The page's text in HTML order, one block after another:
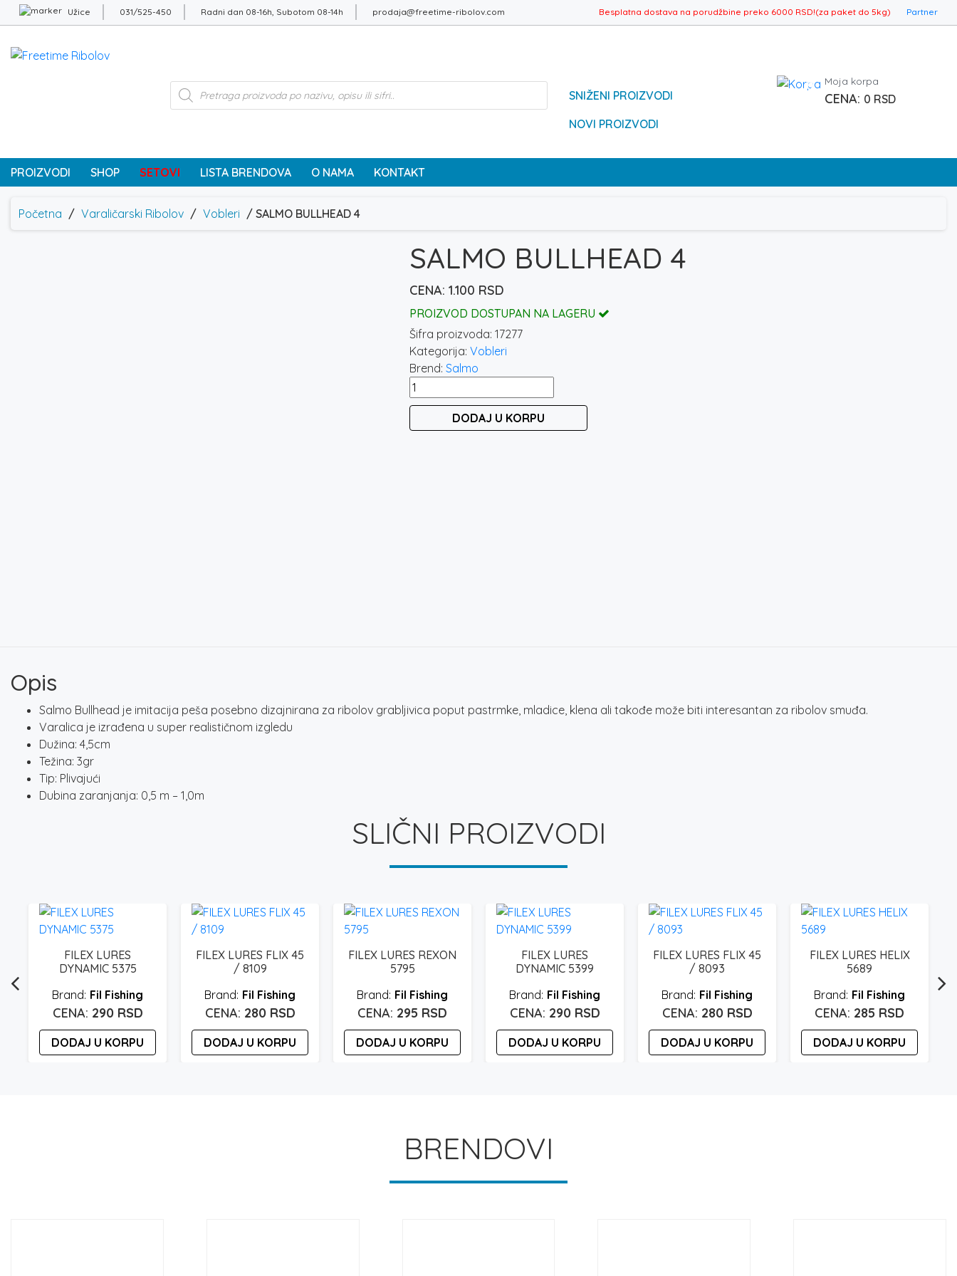
Užice 031/525-450 Radni dan 08-16h, Subotom 08-14h prodaja@freetime-ribolov.com Besplatna dostava na porudžbine preko 6000 RSD!(za paket do 5kg) Partner
Products
search
SNIŽENI PROIZVODI
NOVI PROIZVODI
0 Moja korpa
0 RSD
PROIZVODI SHOP SETOVI LISTA BRENDOVA O NAMA KONTAKT
Početna / Varaličarski Ribolov / Vobleri / SALMO BULLHEAD 4
SALMO BULLHEAD 4
1.100 RSD
PROIZVOD DOSTUPAN NA LAGERU
Šifra proizvoda: 17277
Kategorija: Vobleri
Brend: Salmo
SALMO
BULLHEAD
količina
DODAJ U KORPU
Opis
Salmo Bullhead je imitacija peša posebno dizajnirana za ribolov grabljivica poput pastrmke, mladice, klena ali takođe može biti interesantan za ribolov smuđa.
Varalica je izrađena u super realističnom izgledu
Dužina: 4,5cm
Težina: 3gr
Tip: Plivajući
Dubina zaranjanja: 0,5 m – 1,0m
SLIČNI PROIZVODI
FILEX LURES
DYNAMIC 5375
Fil Fishing
290 RSD
DODAJ U KORPU
FILEX LURES FLIX 45
/ 8109
Fil Fishing
280 RSD
DODAJ U KORPU
FILEX LURES REXON
5795
Fil Fishing
295 RSD
DODAJ U KORPU
FILEX LURES
DYNAMIC 5399
Fil Fishing
290 RSD
DODAJ U KORPU
FILEX LURES FLIX 45
/ 8093
Fil Fishing
280 RSD
DODAJ U KORPU
FILEX LURES HELIX
5689
Fil Fishing
285 RSD
DODAJ U KORPU
BRENDOVI